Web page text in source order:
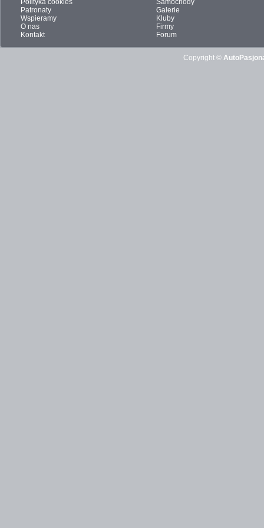
Polityka cookies
Patronaty
Wspieramy
O nas
Kontakt
Samochody
Galerie
Kluby
Firmy
Forum
Copyright ©